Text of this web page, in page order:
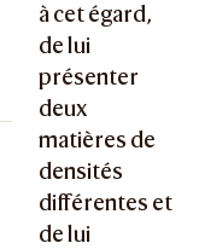
à cet égard,
de lui
présenter
deux
matières de
densités
différentes et
de lui